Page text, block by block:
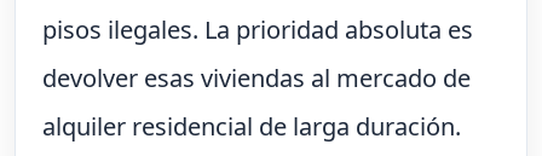
pisos ilegales. La prioridad absoluta es
devolver esas viviendas al mercado de
alquiler residencial de larga duración.